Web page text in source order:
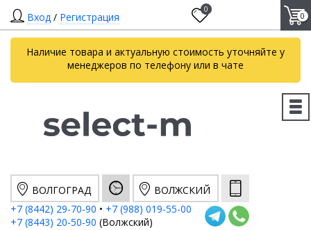
Вход / Регистрация
0
0
Наличие товара и актуальную стоимость уточняйте у
менеджеров по телефону или в чате
ВОЛГОГРАД
ВОЛЖСКИЙ
+7 (8442) 29-70-90 • +7 (988) 019-55-00
+7 (8443) 20-50-90 (Волжский)